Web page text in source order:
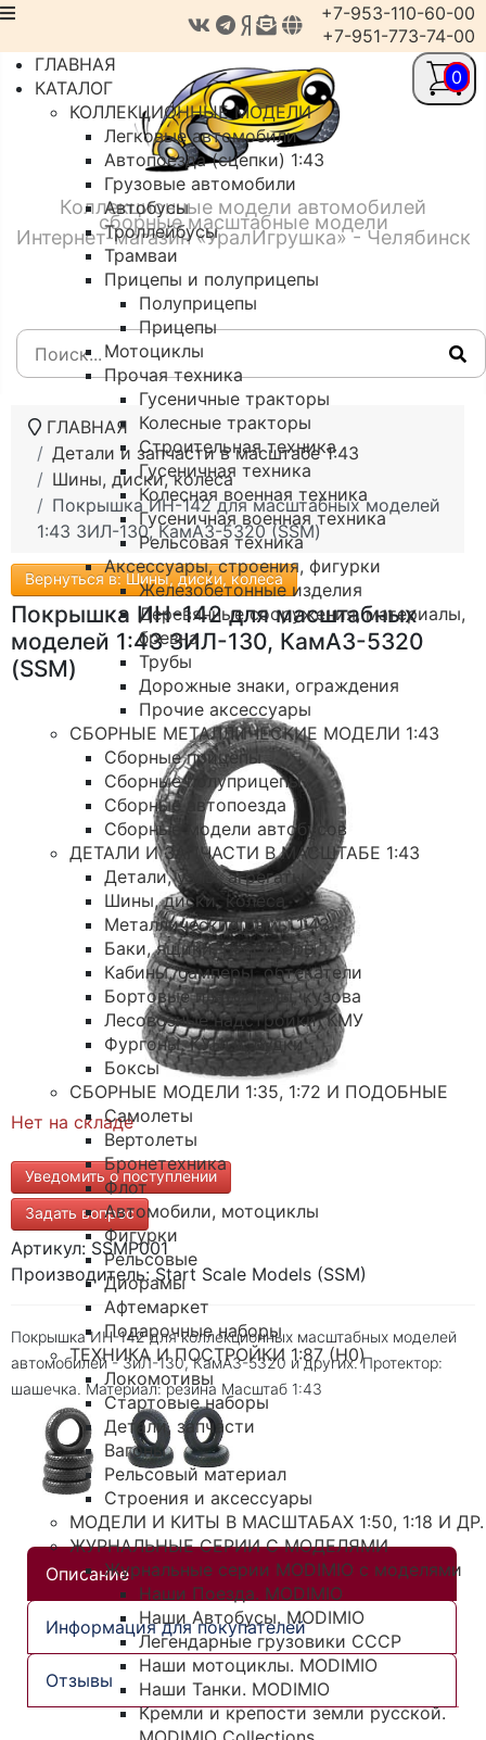
Коллекционные модели автомобилей
сборные масштабные модели
Интернет-магазин «УралИгрушка» - Челябинск
+7-953-110-60-00
+7-951-773-74-00
ГЛАВНАЯ
КАТАЛОГ
КОЛЛЕКЦИОННЫЕ МОДЕЛИ
Легковые автомобили
Автопоезда (сцепки) 1:43
Грузовые автомобили
Автобусы
Троллейбусы
Трамваи
Прицепы и полуприцепы
Полуприцепы
Прицепы
Мотоциклы
Прочая техника
Гусеничные тракторы
Колесные тракторы
Строительная техника
Гусеничная техника
Колесная военная техника
Гусеничная военная техника
Рельсовая техника
Аксессуары, строения, фигурки
Железобетонные изделия
Деревянные сооружения, материалы,
бревна
Трубы
Дорожные знаки, ограждения
Прочие аксессуары
СБОРНЫЕ МЕТАЛЛИЧЕСКИЕ МОДЕЛИ 1:43
Сборные прицепы
Сборные полуприцепы
Сборные автопоезда
Сборные модели автобусов
ДЕТАЛИ И ЗАПЧАСТИ В МАСШТАБЕ 1:43
Детали, узлы, агрегаты
Шины, диски, колеса
Металлические рамы 1:43
Баки, ящики, рессиверы
Кабины, бамперы, обтекатели
Бортовые платформы, кузова
Лесовозные надстройки, КМУ
Фургоны, КУНГи, будки
Боксы
СБОРНЫЕ МОДЕЛИ 1:35, 1:72 И ПОДОБНЫЕ
Самолеты
Вертолеты
Бронетехника
Флот
Автомобили, мотоциклы
Фигурки
Рельсовые
Диорамы
Афтемаркет
Подарочные наборы
ТЕХНИКА И ПОСТРОЙКИ 1:87 (H0)
Локомотивы
Стартовые наборы
Детали, запчасти
Вагоны
Рельсовый материал
Строения и аксессуары
МОДЕЛИ И КИТЫ В МАСШТАБАХ 1:50, 1:18 И ДР.
ЖУРНАЛЬНЫЕ СЕРИИ С МОДЕЛЯМИ
Журнальные серии MODIMIO с моделями
Наши Поезда. MODIMIO
Наши Автобусы. MODIMIO
Легендарные грузовики СССР
Наши мотоциклы. MODIMIO
Наши Танки. MODIMIO
Кремли и крепости земли русской.
ГЛАВНАЯ
Детали и запчасти в масштабе 1:43
Шины, диски, колеса
Покрышка ИН-142 для масштабных моделей
1:43 ЗИЛ-130, КамАЗ-5320 (SSM)
Вернуться в: Шины, диски, колеса
Покрышка ИН-142 для масштабных
моделей 1:43 ЗИЛ-130, КамАЗ-5320
(SSM)
Нет на складе
Уведомить о поступлении
Задать вопрос
Артикул: SSMP001
Производитель: Start Scale Models (SSM)
Покрышка ИН-142 для коллекционных масштабных моделей
автомобилей - ЗиЛ-130, КамАЗ-5320 и других. Протектор:
шашечка. Материал: резина Масштаб 1:43
Описание
Информация для покупателей
Отзывы
0